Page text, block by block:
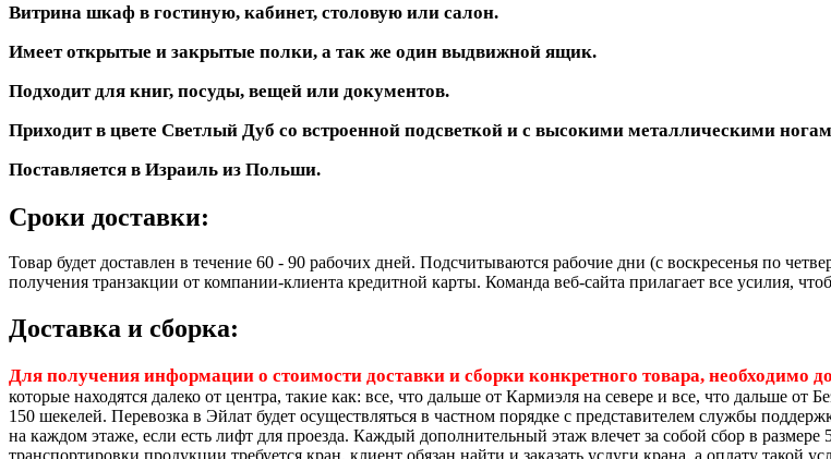
Витрина шкаф в гостиную, кабинет, столовую или салон.
Имеет открытые и закрытые полки, а так же один выдвижной ящик.
Подходит для книг, посуды, вещей или документов.
Приходит в цвете Светлый Дуб со встроенной подсветкой и с высокими металлическими
Поставляется в Израиль из Польши.
Сроки доставки:
Товар будет доставлен в течение 60 - 90 рабочих дней. Подсчитываются рабочие дни (с воскресенья по
получения транзакции от компании-клиента кредитной карты. Команда веб-сайта прилагает все усилия,
Доставка и сборка:
Для получения информации о стоимости доставки и сборки конкретного товара, необходимо
которые находятся далеко от центра, такие как: все, что дальше от Кармиэля на севере и все, что дальше
150 шекелей. Перевозка в Эйлат будет осуществляться в частном порядке с представителем службы
на каждом этаже, если есть лифт для проезда. Каждый дополнительный этаж влечет за собой сбор в